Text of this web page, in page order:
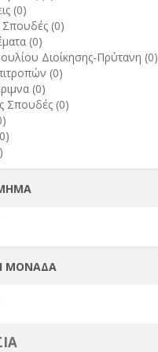
(0)
Σπουδές (0)
(0)
Διοίκησης-Πρύτανη (0)
(0)
(0)
Σπουδές (0)